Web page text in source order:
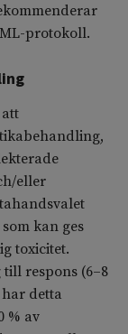
protokoll.
eller
kan ges
toxicitet.
respons (6–8
detta
% av